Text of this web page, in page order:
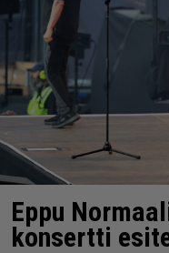
Eppu
konsertti